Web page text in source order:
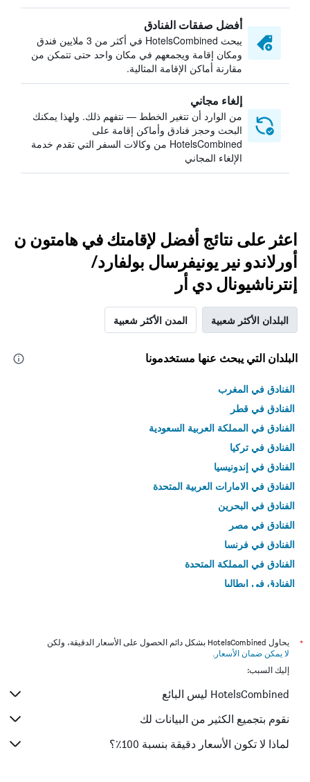
أفضل صفقات الفنادق
يبحث HotelsCombined في أكثر من 3 ملايين فندق
ومكان إقامة ويجمعهم في مكان واحد حتى تتمكن من
مقارنة أماكن الإقامة المثالية.
إلغاء مجاني
من الوارد أن تتغير الخطط — نتفهم ذلك. ولهذا يمكنك
البحث وحجز فنادق وأماكن إقامة على
HotelsCombined من وكالات السفر التي تقدم خدمة
الإلغاء المجاني
اعثر على نتائج أفضل لإقامتك في هامتون ن
أورلاندو نير يونيفرسال بولفارد/
إنترناشيونال دي أر
البلدان الأكثر شعبية المدن الأكثر شعبية
البلدان التي يبحث عنها مستخدمونا
الفنادق في المغرب
الفنادق في قطر
الفنادق في المملكة العربية السعودية
الفنادق في تركيا
الفنادق في إندونيسيا
الفنادق في الامارات العربية المتحدة
الفنادق في البحرين
الفنادق في مصر
الفنادق في فرنسا
الفنادق في المملكة المتحدة
الفنادق في إيطاليا
*
يحاول HotelsCombined بشكل دائم الحصول على الأسعار الدقيقة، ولكن
لا يمكن ضمان الأسعار .
إليك السبب:
HotelsCombined ليس البائع
نقوم بتجميع الكثير من البيانات لك
لماذا لا تكون الأسعار دقيقة بنسبة 100٪؟